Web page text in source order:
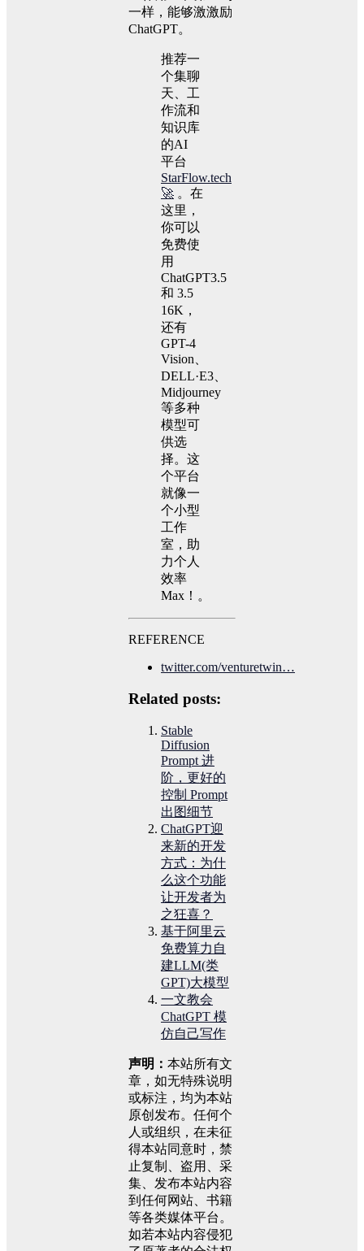
一样，能够激激励
ChatGPT。
推荐一
个集聊
天、工
作流和
知识库
的AI
平台
StarFlow.tech
🚀 。在
这里，
你可以
免费使
用
ChatGPT3.5
和 3.5
16K，
还有
GPT-4
Vision、
DELL·E3、
Midjourney
等多种
模型可
供选
择。这
个平台
就像一
个小型
工作
室，助
力个人
效率
Max！。
REFERENCE
twitter.com/venturetwin…
Related posts:
Stable
Diffusion
Prompt 进
阶，更好的
控制 Prompt
出图细节
ChatGPT迎
来新的开发
方式：为什
么这个功能
让开发者为
之狂喜？
基于阿里云
免费算力自
建LLM(类
GPT)大模型
一文教会
ChatGPT 模
仿自己写作
声明： 本站所有文
章，如无特殊说明
或标注，均为本站
原创发布。任何个
人或组织，在未征
得本站同意时，禁
止复制、盗用、采
集、发布本站内容
到任何网站、书籍
等各类媒体平台。
如若本站内容侵犯